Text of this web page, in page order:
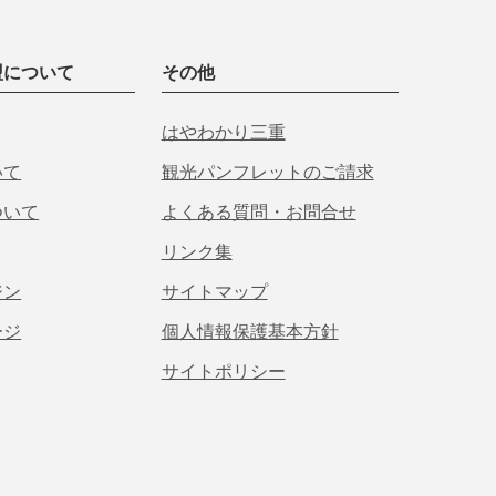
ついて
て
その他
はやわかり三重
観光パンフレットのご請求
よくある質問・お問合せ
リンク集
サイトマップ
個人情報保護基本方針
サイトポリシー